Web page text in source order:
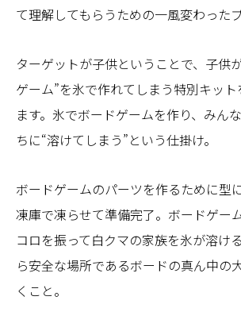
て理解してもらうための一風変わった
ターゲットが子供ということで、子供
ゲーム”を氷で作れてしまう特別キッ
ます。氷でボードゲームを作り、みん
ちに“溶けてしまう”という仕掛け。
ボードゲームのパーツを作るために型
凍庫で凍らせて準備完了。ボードゲー
コロを振って白クマの家族を氷が溶け
ら安全な場所であるボードの真ん中の
くこと。